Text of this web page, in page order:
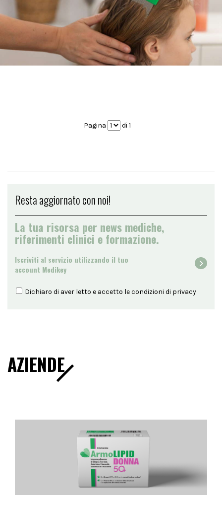
Pagina di 1
Resta aggiornato con noi!
La tua risorsa per news mediche,
riferimenti clinici e formazione.
Iscriviti al servizio utilizzando il tuo
account Medikey
Dichiaro di aver letto e accetto le condizioni di privacy
AZIENDE